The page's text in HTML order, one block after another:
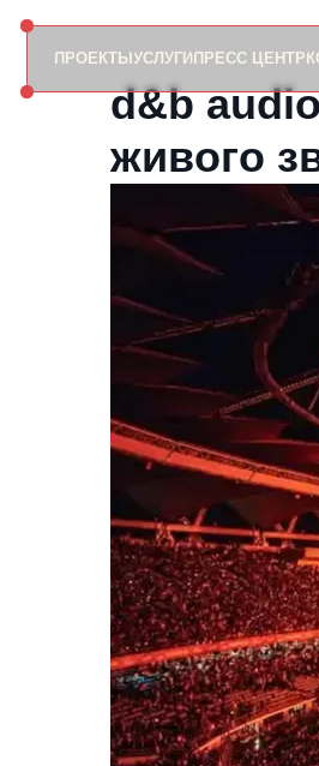
ПРОЕКТЫУСЛУГИПРЕСС ЦЕНТР
d&b
живого